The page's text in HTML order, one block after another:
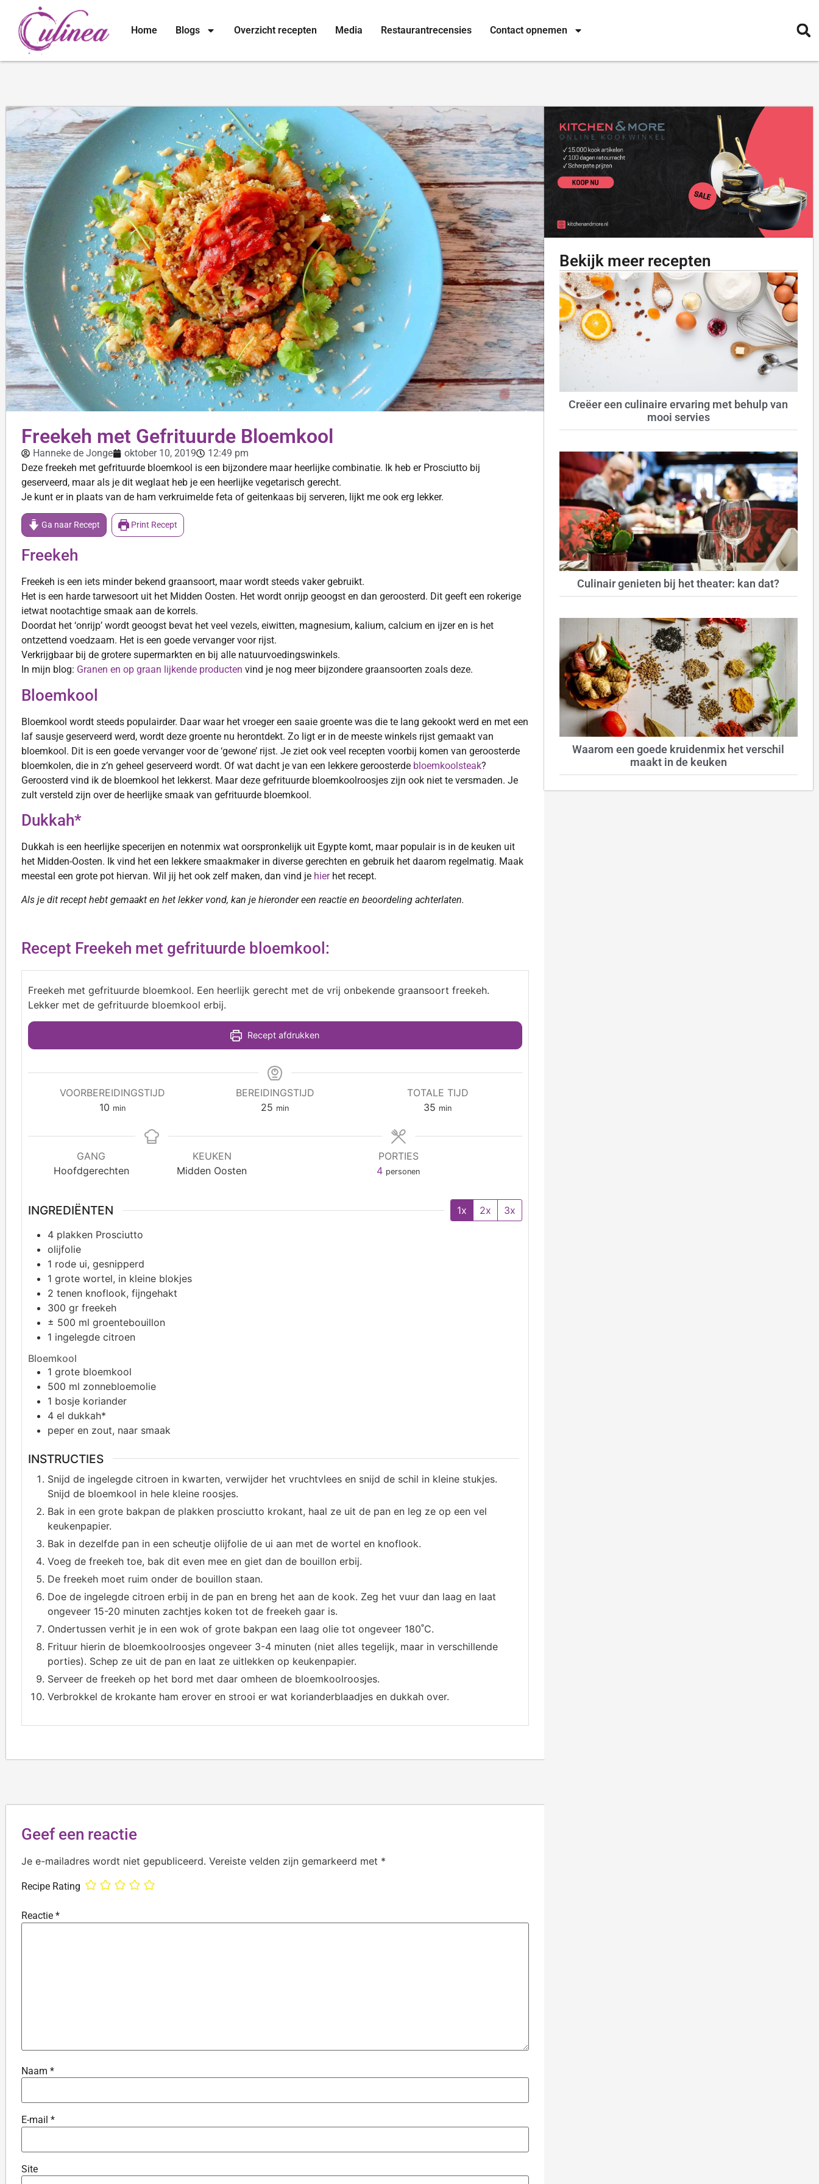
Home Blogs Overzicht recepten Media Restaurantrecensies Contact opnemen
Freekeh met Gefrituurde Bloemkool
Hanneke de Jonge oktober 10, 2019
12:49 pm
Deze freekeh met gefrituurde bloemkool is een bijzondere maar heerlijke combinatie. Ik heb er Prosciutto bij
geserveerd, maar als je dit weglaat heb je een heerlijke vegetarisch gerecht.
Je kunt er in plaats van de ham verkruimelde feta of geitenkaas bij serveren, lijkt me ook erg lekker.
Ga naar Recept Print Recept
Freekeh
Freekeh is een iets minder bekend graansoort, maar wordt steeds vaker gebruikt.
Het is een harde tarwesoort uit het Midden Oosten. Het wordt onrijp geoogst en dan geroosterd. Dit geeft een rokerige
ietwat nootachtige smaak aan de korrels.
Doordat het ‘onrijp’ wordt geoogst bevat het veel vezels, eiwitten, magnesium, kalium, calcium en ijzer en is het
ontzettend voedzaam. Het is een goede vervanger voor rijst.
Verkrijgbaar bij de grotere supermarkten en bij alle natuurvoedingswinkels.
In mijn blog: Granen en op graan lijkende producten vind je nog meer bijzondere graansoorten zoals deze.
Bloemkool
Bloemkool wordt steeds populairder. Daar waar het vroeger een saaie groente was die te lang gekookt werd en met een
laf sausje geserveerd werd, wordt deze groente nu herontdekt. Zo ligt er in de meeste winkels rijst gemaakt van
bloemkool. Dit is een goede vervanger voor de ‘gewone’ rijst. Je ziet ook veel recepten voorbij komen van geroosterde
bloemkolen, die in z’n geheel geserveerd wordt. Of wat dacht je van een lekkere geroosterde bloemkoolsteak?
Geroosterd vind ik de bloemkool het lekkerst. Maar deze gefrituurde bloemkoolroosjes zijn ook niet te versmaden. Je
zult versteld zijn over de heerlijke smaak van gefrituurde bloemkool.
Dukkah*
Dukkah is een heerlijke specerijen en notenmix wat oorspronkelijk uit Egypte komt, maar populair is in de keuken uit
het Midden-Oosten. Ik vind het een lekkere smaakmaker in diverse gerechten en gebruik het daarom regelmatig. Maak
meestal een grote pot hiervan. Wil jij het ook zelf maken, dan vind je hierhet recept.
Als je dit recept hebt gemaakt en het lekker vond, kan je hieronder een reactie en beoordeling achterlaten.
Recept Freekeh met gefrituurde bloemkool:
Freekeh met gefrituurde bloemkool. Een heerlijk gerecht met de vrij onbekende graansoort freekeh.
Lekker met de gefrituurde bloemkool erbij.
Recept afdrukken
VOORBEREIDINGSTIJD
10 min
BEREIDINGSTIJD
25 min
TOTALE TIJD
35 min
GANG
Hoofdgerechten
KEUKEN
Midden Oosten
PORTIES
4 personen
INGREDIËNTEN 1x 2x
3x
4 plakken Prosciutto
olijfolie
1 rode ui, gesnipperd
1 grote wortel, in kleine blokjes
2 tenen knoflook, fijngehakt
300 gr freekeh
± 500 ml groentebouillon
1 ingelegde citroen
Bloemkool
1 grote bloemkool
500 ml zonnebloemolie
1 bosje koriander
4 el dukkah*
peper en zout, naar smaak
INSTRUCTIES
Snijd de ingelegde citroen in kwarten, verwijder het vruchtvlees en snijd de schil in kleine stukjes.
Snijd de bloemkool in hele kleine roosjes.
Bak in een grote bakpan de plakken prosciutto krokant, haal ze uit de pan en leg ze op een vel
keukenpapier.
Bak in dezelfde pan in een scheutje olijfolie de ui aan met de wortel en knoflook.
Voeg de freekeh toe, bak dit even mee en giet dan de bouillon erbij.
De freekeh moet ruim onder de bouillon staan.
Doe de ingelegde citroen erbij in de pan en breng het aan de kook. Zeg het vuur dan laag en laat
ongeveer 15-20 minuten zachtjes koken tot de freekeh gaar is.
Ondertussen verhit je in een wok of grote bakpan een laag olie tot ongeveer 180˚C.
Frituur hierin de bloemkoolroosjes ongeveer 3-4 minuten (niet alles tegelijk, maar in verschillende
porties). Schep ze uit de pan en laat ze uitlekken op keukenpapier.
Serveer de freekeh op het bord met daar omheen de bloemkoolroosjes.
Verbrokkel de krokante ham erover en strooi er wat korianderblaadjes en dukkah over.
Bekijk meer recepten
Creëer een culinaire ervaring met behulp van
mooi servies
Culinair genieten bij het theater: kan dat?
Waarom een goede kruidenmix het verschil
maakt in de keuken
Geef een reactie
Je e-mailadres wordt niet gepubliceerd. Vereiste velden zijn gemarkeerd met *
Recipe Rating
Reactie *
Naam *
E-mail *
Site